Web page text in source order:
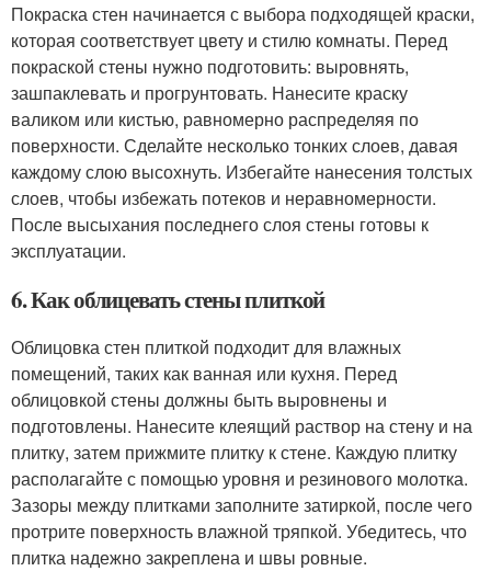
Покраска стен начинается с выбора подходящей краски,
которая соответствует цвету и стилю комнаты. Перед
покраской стены нужно подготовить: выровнять,
зашпаклевать и прогрунтовать. Нанесите краску
валиком или кистью, равномерно распределяя по
поверхности. Сделайте несколько тонких слоев, давая
каждому слою высохнуть. Избегайте нанесения толстых
слоев, чтобы избежать потеков и неравномерности.
После высыхания последнего слоя стены готовы к
эксплуатации.
6. Как облицевать стены плиткой
Облицовка стен плиткой подходит для влажных
помещений, таких как ванная или кухня. Перед
облицовкой стены должны быть выровнены и
подготовлены. Нанесите клеящий раствор на стену и на
плитку, затем прижмите плитку к стене. Каждую плитку
располагайте с помощью уровня и резинового молотка.
Зазоры между плитками заполните затиркой, после чего
протрите поверхность влажной тряпкой. Убедитесь, что
плитка надежно закреплена и швы ровные.